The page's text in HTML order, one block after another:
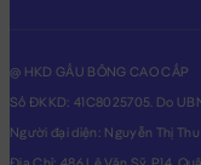
@ HKD GẤU BÔNG CAO CẤP
Số ĐKKD: 41C8025705. Do
Người đại diện: Nguyễn Thị